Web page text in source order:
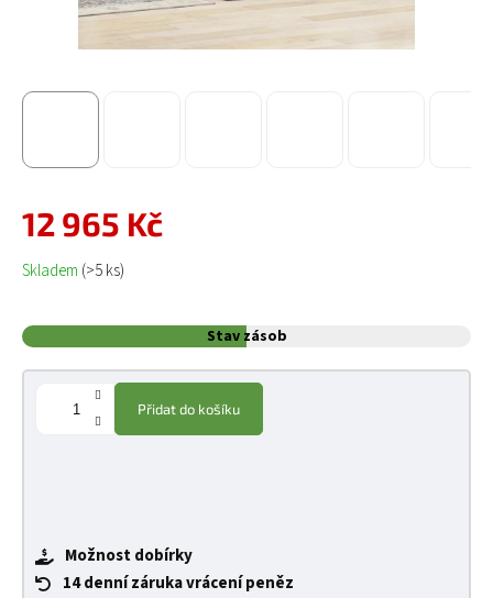
12 965 Kč
Měrná cena:
Skladem (>5 ks)
Stav zásob
Přidat do košíku
Možnost dobírky
14 denní záruka vrácení peněz